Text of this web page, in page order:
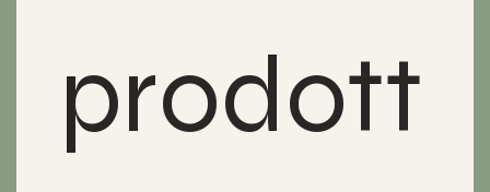
prodott